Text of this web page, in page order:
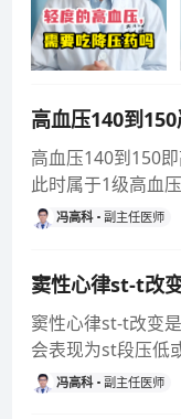
高血压140到
高血压140到150
此时属于1级高血
需注意调整
冯高科 副主任医师
窦性心律st-t改
窦性心律st-t改变
会表现为st段压低
是剧烈活动、精神
冯高科 副主任医师